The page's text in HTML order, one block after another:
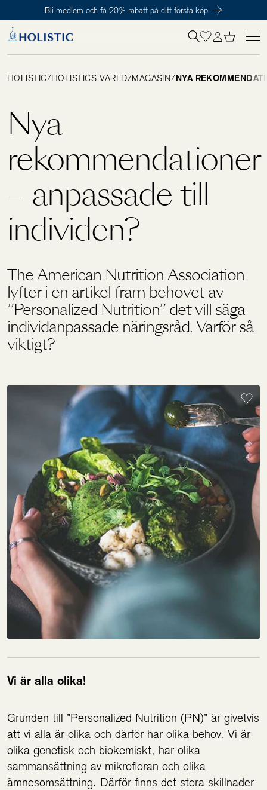
Bli medlem och få 20% rabatt på ditt första köp
Kosttillskott
Digitalt behovstest
Holistics värld
Utbildning
För återförsäljare
Tillagd i varukorgen Till kassan
För att påbörja en prenumeration hos oss så behöver du vara medlem i
Holistic Club. Det är helt kostnadsfritt.
HOLISTIC/HOLISTICS VÄRLD/MAGASIN/NYA
Nya
rekommendationer
– anpassade till
individen?
The American Nutrition Association
lyfter i en artikel fram behovet av
”Personalized Nutrition” det vill säga
individanpassade näringsråd. Varför så
viktigt?
Vi är alla olika!
Grunden till ”Personalized Nutrition (PN)” är givetvis
att vi alla är olika och därför har olika behov. Vi är
olika genetisk och biokemiskt, har olika
sammansättning av mikrofloran och olika
ämnesomsättning. Därför finns det stora skillnader